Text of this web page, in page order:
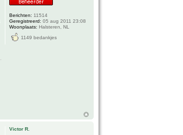
Berichten: 11514
Geregistreerd: 05 aug 2011 23:08
Woonplaats: Halsteren, NL
1149 bedankjes
Victor R.